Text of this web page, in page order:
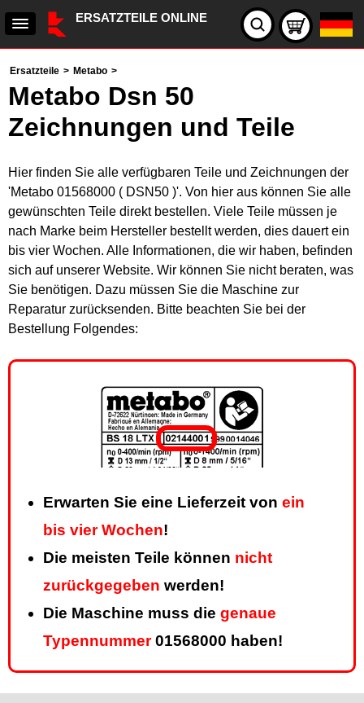
ERSATZTEILE ONLINE
Ersatzteile > Metabo >
Metabo Dsn 50
Zeichnungen und Teile
Hier finden Sie alle verfügbaren Teile und Zeichnungen der
'Metabo 01568000 ( DSN50 )'. Von hier aus können Sie alle
gewünschten Teile direkt bestellen. Viele Teile müssen je
nach Marke beim Hersteller bestellt werden, dies dauert ein
bis vier Wochen. Alle Informationen, die wir haben, befinden
sich auf unserer Website. Wir können Sie nicht beraten, was
Sie benötigen. Dazu müssen Sie die Maschine zur
Reparatur zurücksenden. Bitte beachten Sie bei der
Bestellung Folgendes:
Erwarten Sie eine Lieferzeit von ein
bis vier Wochen!
Die meisten Teile können nicht
zurückgegeben werden!
Die Maschine muss die genaue
Typennummer01568000 haben!